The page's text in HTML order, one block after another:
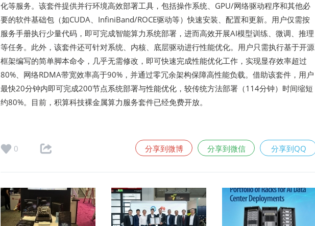
化等服务。该套件提供并行环境高效部署工具，包括操作系统、GPU/网络驱动程序和其他必
要的软件基础包（如CUDA、InfiniBand/ROCE驱动等）快速安装、配置和更新。用户仅需按
服务手册执行少量代码，即可完成智能算力系统部署，进而高效开展AI模型训练、微调、推理
等任务。此外，该套件还可针对系统、内核、底层驱动进行性能优化。用户只需执行基于开源
框架编写的简单脚本命令，几乎无需修改，即可快速完成性能优化工作，实现显存效率超过
80%、网络RDMA带宽效率高于90%，并通过零冗余架构保障高性能负载。借助该套件，用户
最快20分钟内即可完成200节点系统部署与性能优化，较传统方法部署（114分钟）时间缩短
约80%。目前，积算科技裸金属算力服务套件已经免费开放。
0 分享到微博 分享到微信 分享到QQ